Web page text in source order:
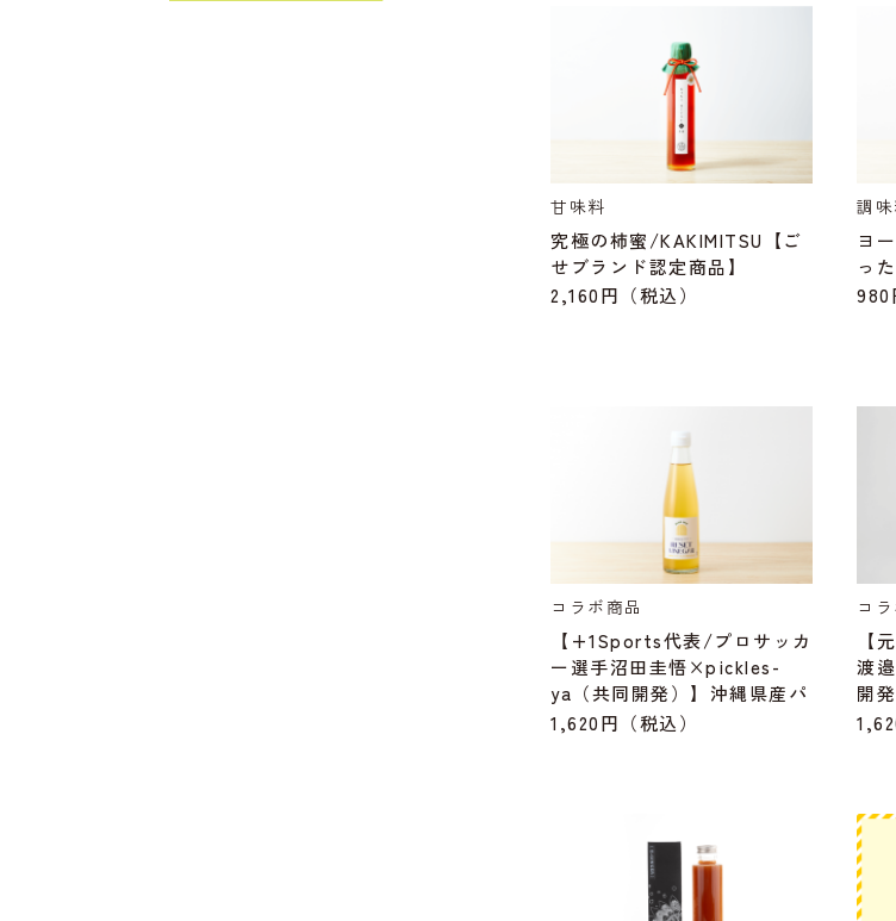
甘味料
究極の柿蜜/KAKIMITSU【ご
せブランド認定商品】
2,160円 （税込）
調
ヨ
っ
980
コラボ商品
【+1Sports代表/プロサッカ
ー選手沼田圭悟×pickles-
ya（共同開発）】沖縄県産パ
イナップルのビネガードリン
1,620円 （税込）
コ
【
渡
開
ラ